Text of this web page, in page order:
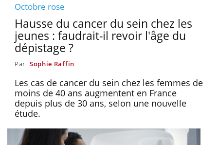
Octobre rose
Hausse du cancer du sein chez les
jeunes : faudrait-il revoir l'âge du
dépistage ?
Par Sophie Raffin
Les cas de cancer du sein chez les femmes de
moins de 40 ans augmentent en France
depuis plus de 30 ans, selon une nouvelle
étude.